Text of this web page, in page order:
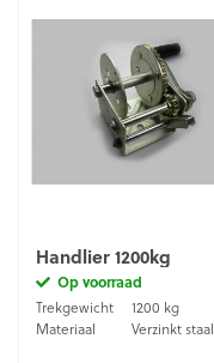
Handlier 1200kg
Op voorraad
Trekgewicht
1200 kg
Materiaal
Verzinkt staal